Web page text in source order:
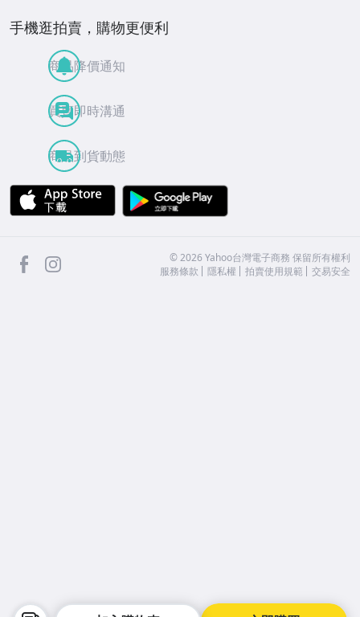
手機逛拍賣，購物更便利
商品降價通知
買賣即時溝通
商品到貨動態
APP Store
facebook ©2026 Yahoo台灣電子商務 保留所有權利
服務條款
隱私權 拍賣使用規範 交易安全